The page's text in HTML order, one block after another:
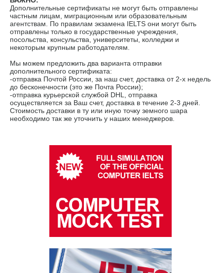
Дополнительные сертификаты не могут быть отправлены
частным лицам, миграционным или образовательным
агентствам. По правилам экзамена IELTS они могут быть
отправлены только в государственные учреждения,
посольства, консульства, университеты, колледжи и
некоторым крупным работодателям.
Мы можем предложить два варианта отправки
дополнительного сертификата:
-отправка Почтой России, за наш счет, доставка от 2-х недель
до бесконечности (это же Почта России);
-отправка курьерской службой DHL, отправка
осуществляется за Ваш счет, доставка в течение 2-3 дней.
Стоимость доставки в ту или иную точку земного шара
необходимо так же уточнить у наших менеджеров.